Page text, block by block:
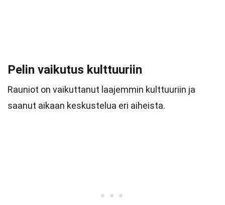
Pelin vaikutus kulttuuriin
Rauniot on vaikuttanut laajemmin kulttuuriin ja
saanut aikaan keskustelua eri aiheista.